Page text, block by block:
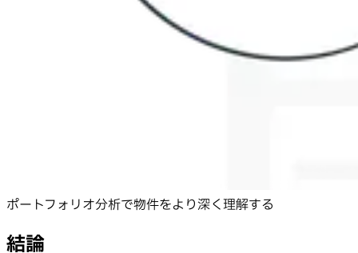
ポートフォリオ分析で物件をより深く理解する
結論